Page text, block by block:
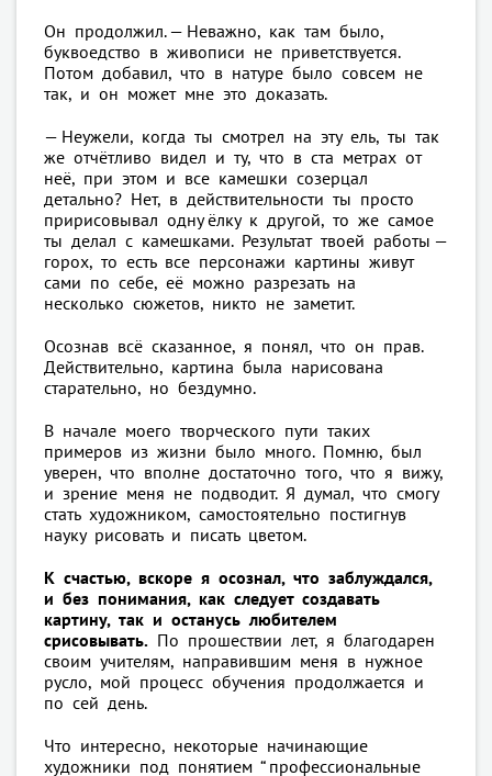
Он продолжил. — Неважно, как там было,
буквоедство в живописи не приветствуется.
Потом добавил, что в натуре было совсем не
так, и он может мне это доказать.
— Неужели, когда ты смотрел на эту ель, ты так
же отчётливо видел и ту, что в ста метрах от
неё, при этом и все камешки созерцал
детально? Нет, в действительности ты просто
пририсовывал одну ёлку к другой, то же самое
ты делал с камешками. Результат твоей работы —
горох, то есть все персонажи картины живут
сами по себе, её можно разрезать на
несколько сюжетов, никто не заметит.
Осознав всё сказанное, я понял, что он прав.
Действительно, картина была нарисована
старательно, но бездумно.
В начале моего творческого пути таких
примеров из жизни было много. Помню, был
уверен, что вполне достаточно того, что я вижу,
и зрение меня не подводит. Я думал, что смогу
стать художником, самостоятельно постигнув
науку рисовать и писать цветом.
К счастью, вскоре я осознал, что заблуждался,
и без понимания, как следует создавать
картину, так и останусь любителем
срисовывать. По прошествии лет, я благодарен
своим учителям, направившим меня в нужное
русло, мой процесс обучения продолжается и
по сей день.
Что интересно, некоторые начинающие
художники под понятием “ профессиональные